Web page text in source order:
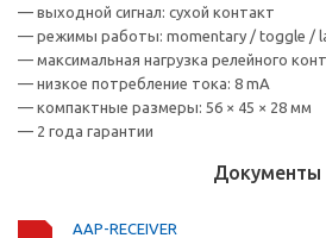
— выходной сигнал: сухой контакт
— режимы работы: momentary / toggle /
— максимальная нагрузка релейного
— низкое потребление тока: 8 mA
— компактные размеры: 56 × 45 × 28 мм
— 2 года гарантии
Документы
AAP-RECEIVER